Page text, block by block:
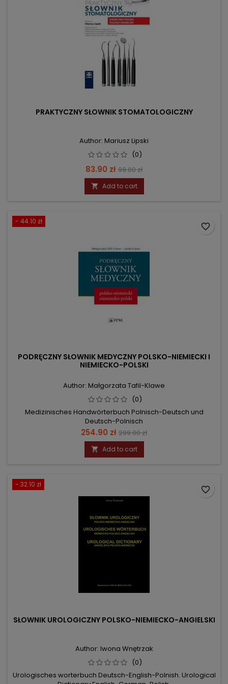
PRAKTYCZNY SŁOWNIK STOMATOLOGICZNY
Author: Mariusz Lipski
(0)
Price
83.90 zł Regular
price
99.00 zł
 Add to cart
- 44.10 zł
PODRĘCZNY SŁOWNIK MEDYCZNY POLSKO-NIEMIECKI I
NIEMIECKO-POLSKI
Author: Małgorzata Tafil-Klawe
(0)
Medizinisches Handwörterbuch Polnisch-Deutsch und
Deutsch-Polnisch
Price
254.90 zł Regular
price
299.00 zł
 Add to cart
favorite_border
- 32.10 zł
SŁOWNIK UROLOGICZNY POLSKO-NIEMIECKO-ANGIELSKI
Author: Iwona Wnętrzak
(0)
Urologisches worterbuch Deutsch-English-Polnish. Urological
favorite_border